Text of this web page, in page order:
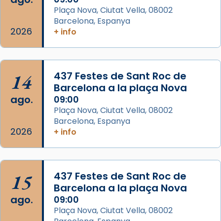
Mons. David Abadías.
📸 Dr. G. Simón
Arquebisbat de Barcelona
2 weeks ago
Memòria de les santes Juliana i
Semproniana, verges i màrtirs.
Acompanyant la història de sant Cugat, a
partir de l’Edat Mitjana sorgeix la tradició
que les santes Juliana (“relatiu a Júlia”) i
Semproniana (“relatiu a Semprònia =
eterna”) són deixebles seves. I l’any 1667, el
frare Joan Gaspar Roig, afirma en una obra
que les santes són filles de l’antiga Iluro.
2026
Plaça Nova, Ciutat Vella, 08002
Barcelona, Espanya
+ info
14
ago.
2026
437 Festes de Sant Roc de
Barcelona a la plaça Nova
09:00
Plaça Nova, Ciutat Vella, 08002
Barcelona, Espanya
+ info
15
ago.
437 Festes de Sant Roc de
Barcelona a la plaça Nova
09:00
Plaça Nova, Ciutat Vella, 08002